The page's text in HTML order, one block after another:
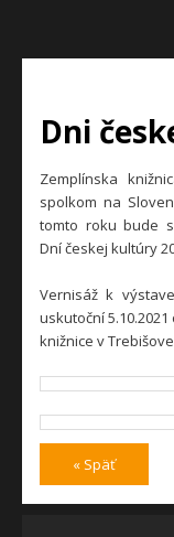
Dni
Zemplínska
spolkom na
tomto roku bude
Dní českej kultúry
Vernisáž k
uskutoční
knižnice v
« Späť